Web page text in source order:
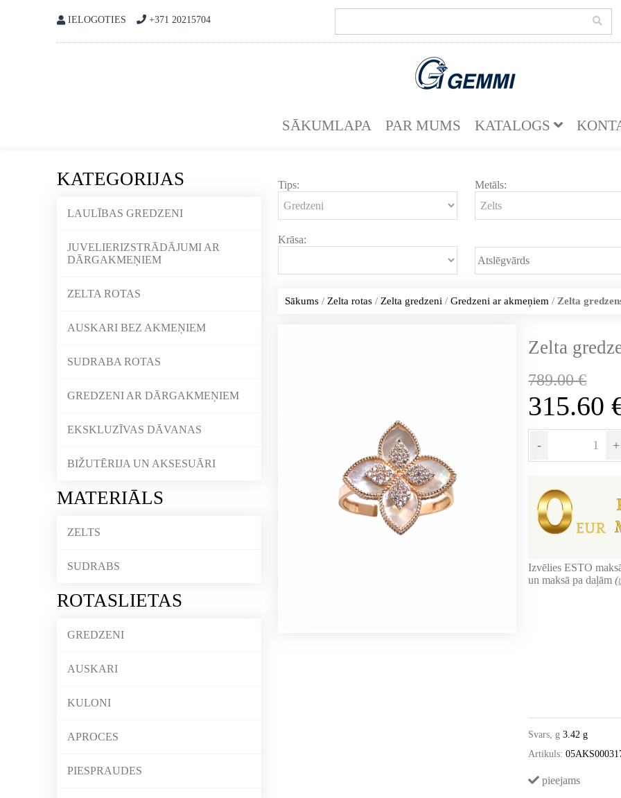
IELOGOTIES +371 20215704
SĀKUMLAPA PAR MUMS KATALOGS
KATEGORIJAS
LAULĪBAS GREDZENI
JUVELIERIZSTRĀDĀJUMI AR
DĀRGAKMEŅIEM
ZELTA ROTAS
AUSKARI BEZ AKMEŅIEM
SUDRABA ROTAS
GREDZENI AR DĀRGAKMEŅIEM
EKSKLUZĪVAS DĀVANAS
BIŽUTĒRIJA UN AKSESUĀRI
MATERIĀLS
ZELTS
SUDRABS
ROTASLIETAS
GREDZENI
AUSKARI
KULONI
APROCES
PIESPRAUDES
Tips: Metāls:
Krāsa:
Sākums/ Zelta rotas/ Zelta gredzeni / Gredzeni ar akmeņiem / Zelta
Zelta
789.00€
315.60
- +
Izvēlies ESTO
un maksā pa daļām(
Svars, g 3.42 g
Artikuls:
pieejams